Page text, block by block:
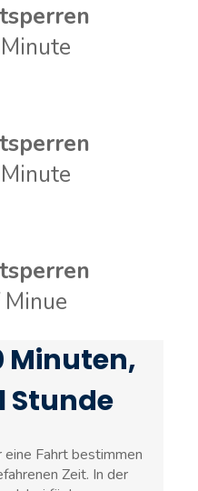
Minuten,
Stunde
Fahrt bestimmen
Zeit. In der